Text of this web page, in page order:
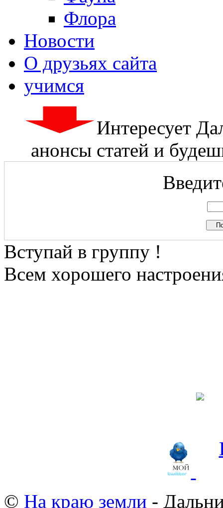
Флора
Новости
О друзьях сайта
учимся
Интересует
анонсы статей и
Вступай в группу !
Всем хорошего
© На краю земли -